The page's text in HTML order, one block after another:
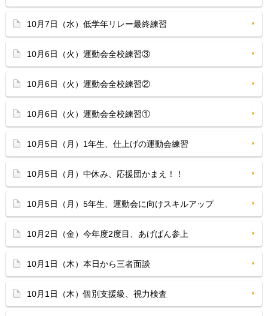
10月7日（水）低学年リレー最終練習
10月6日（火）運動会全校練習③
10月6日（火）運動会全校練習②
10月6日（火）運動会全校練習①
10月5日（月）1年生、仕上げの運動会練習
10月5日（月）中休み、応援団かまえ！！
10月5日（月）5年生、運動会に向けスキルアップ
10月2日（金）今年度2度目、あげぱん参上
10月1日（木）本日から三者面談
10月1日（木）個別支援級、視力検査